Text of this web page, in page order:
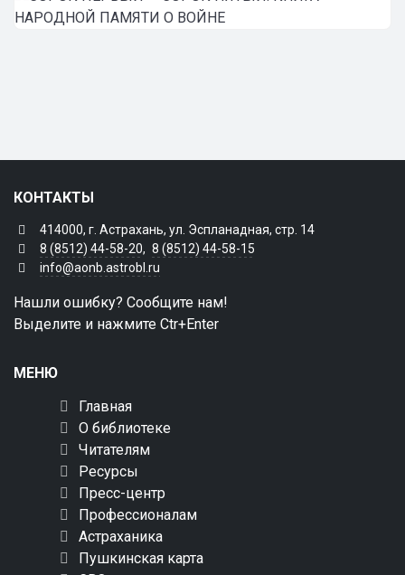
КОНТАКТЫ
414000, г. Астрахань, ул. Эспланадная, стр. 14
8 (8512) 44-58-20, 8 (8512) 44-58-15
info@aonb.astrobl.ru
Нашли ошибку? Сообщите нам!
Выделите и нажмите Ctr+Enter
МЕНЮ
Главная
О библиотеке
Читателям
Ресурсы
Пресс-центр
Профессионалам
Астраханика
Пушкинская карта